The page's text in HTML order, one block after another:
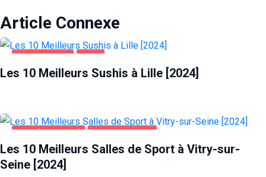
Article Connexe
Les 10 Meilleurs Sushis à Lille [2024]
Les 10 Meilleurs Salles de Sport à Vitry-sur-
Seine [2024]